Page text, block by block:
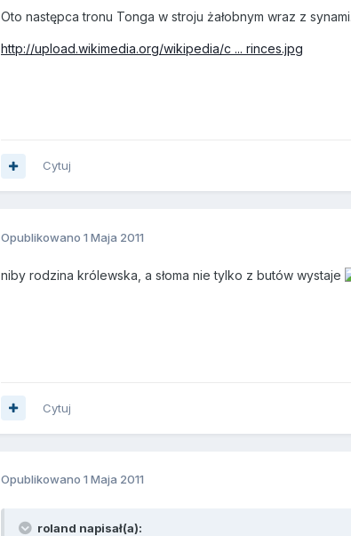
Oto następca tronu Tonga w stroju żałobnym wraz z synami.
http://upload.wikimedia.org/wikipedia/c ... rinces.jpg
Cytuj
Opublikowano 1 Maja 2011
niby rodzina królewska, a słoma nie tylko z butów wystaje
Cytuj
Opublikowano 1 Maja 2011
roland napisał(a):